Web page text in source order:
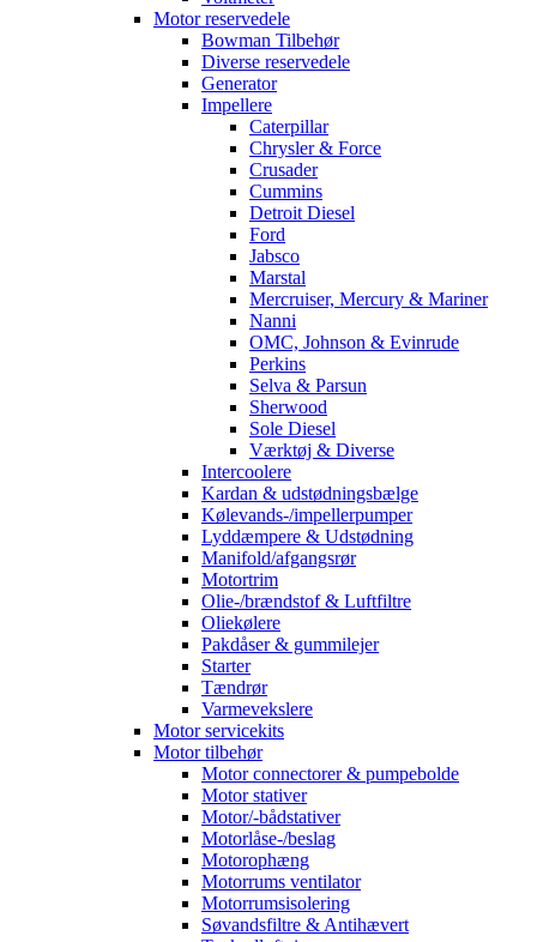
Motor reservedele
Bowman Tilbehør
Diverse reservedele
Generator
Impellere
Caterpillar
Chrysler & Force
Crusader
Cummins
Detroit Diesel
Ford
Jabsco
Marstal
Mercruiser, Mercury & Mariner
Nanni
OMC, Johnson & Evinrude
Perkins
Selva & Parsun
Sherwood
Sole Diesel
Værktøj & Diverse
Intercoolere
Kardan & udstødningsbælge
Kølevands-/impellerpumper
Lyddæmpere & Udstødning
Manifold/afgangsrør
Motortrim
Olie-/brændstof & Luftfiltre
Oliekølere
Pakdåser & gummilejer
Starter
Tændrør
Varmevekslere
Motor servicekits
Motor tilbehør
Motor connectorer & pumpebolde
Motor stativer
Motor/-bådstativer
Motorlåse-/beslag
Motorophæng
Motorrums ventilator
Motorrumsisolering
Søvandsfiltre & Antihævert